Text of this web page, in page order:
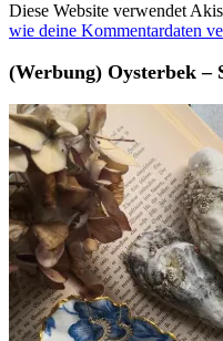
Diese Website verwendet
wie deine Kommentardaten
(Werbung) Oysterbek –